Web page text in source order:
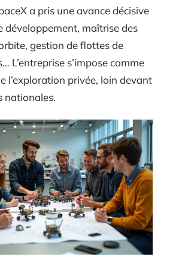
a pris une avance décisive
développement, maîtrise des
gestion de flottes de
L’entreprise s’impose comme
l’exploration privée, loin devant
nationales.